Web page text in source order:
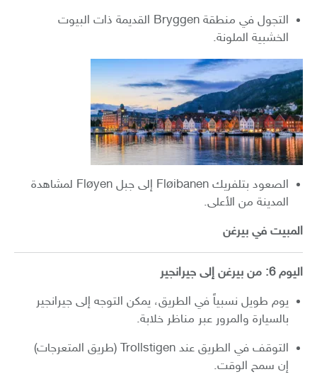
التجول في منطقة Bryggen القديمة ذات البيوت
الخشبية الملونة.
الصعود بتلفريك Fløibanen إلى جبل Fløyen لمشاهدة
المدينة من الأعلى.
المبيت في بيرغن
اليوم 6: من بيرغن إلى جيرانجير
يوم طويل نسبياً في الطريق، يمكن التوجه إلى جيرانجير
بالسيارة والمرور عبر مناظر خلابة.
التوقف في الطريق عند Trollstigen (طريق المتعرجات)
إن سمح الوقت.